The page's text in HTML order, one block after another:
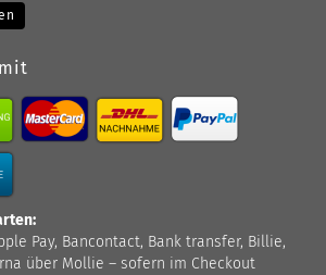
Pay, Bancontact, Bank transfer, Billie,
über Mollie – sofern im Checkout